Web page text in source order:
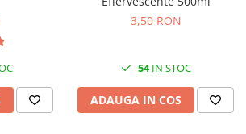
3,50 RON
54IN STOC
ADAUGA IN COS